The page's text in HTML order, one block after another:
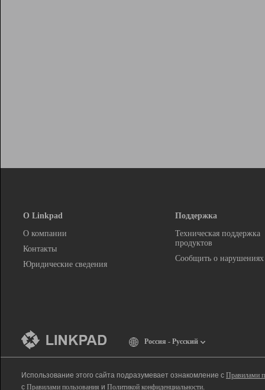
О Linkpad
О компании
Контакты
Юридические сведения
Поддержка
Техническая поддержка
продуктов
Сообщить о нарушениях
Россия - Русский
Использование этого сайта подразумевает ознакомление с Правилами
с Правилами пользования и Политикой конфиденциальности.